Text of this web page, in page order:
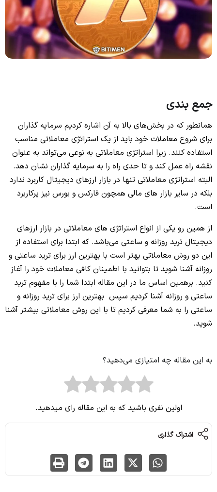
جمع بندی
همانطور که در بخش‌های بالا به آن اشاره کردیم سرمایه گذاران
برای شروع معاملات خود باید از یک استراتژی معاملاتی مناسب
استفاده کنند. زیرا استراتژی معاملاتی به نوعی می‌تواند به عنوان
نقشه راه عمل کند و تا حدی راه را به سرمایه گذاران نشان دهد.
البته استراتژی معاملاتی تنها در بازار ارزهای دیجیتال کاربرد ندارد
بلکه در سایر بازار های مالی همچون فارکس و بورس نیز پرکاربرد
است.
از همین رو یکی از انواع استراتژی های معاملاتی در بازار ارزهای
دیجیتال ترید روزانه و ساعتی می‌باشد. که ابتدا برای استفاده از
این دو روش معاملاتی بهتر است با بهترین ارز برای ترید ساعتی و
روزانه آشنا شوید تا بتوانید با اطمینان کافی معاملات خود را آغاز
کنید. برهمین اساس ما در این مقاله ابتدا شما را با مفهوم ترید
ساعتی و روزانه آشنا کردیم سپس بهترین ارز برای ترید روزانه و
ساعتی را به شما معرفی کردیم تا با این روش معاملاتی بیشتر آشنا
شوید.
به این مقاله چه امتیازی می‌دهید؟
اولین نفری باشید که به این مقاله رای میدهید.
اشتراک گذاری